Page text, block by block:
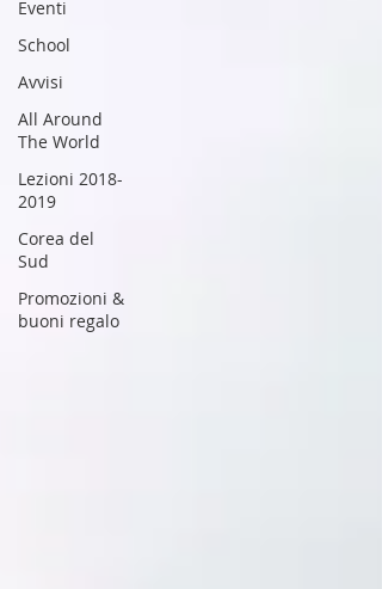
Eventi
School
Avvisi
All Around
The World
Lezioni 2018-
2019
Corea del
Sud
Promozioni &
buoni regalo